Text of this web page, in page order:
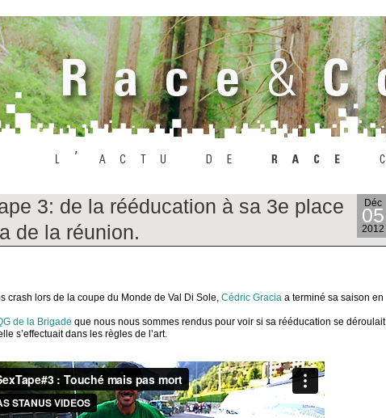
Déc
05
2012
3: de la rééducation à sa 3e place
de la réunion.
crash lors de la coupe du Monde de Val Di Sole, Cédric Gracia a terminé sa saison en
de la Brigade que nous nous sommes rendus pour voir si sa rééducation se déroulait
s’effectuait dans les règles de l’art.